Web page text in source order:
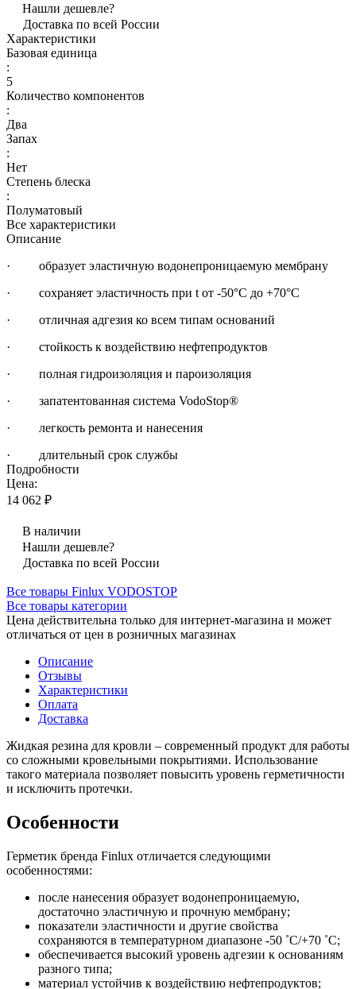
Нашли дешевле?
Доставка по всей России
Характеристики
Базовая единица
:
5
Количество компонентов
:
Два
Запах
:
Нет
Степень блеска
:
Полуматовый
Все характеристики
Описание
· образует эластичную водонепроницаемую мембрану
· сохраняет эластичность при t от -50°С до +70°С
· отличная адгезия ко всем типам оснований
· стойкость к воздействию нефтепродуктов
· полная гидроизоляция и пароизоляция
· запатентованная система VodoStop®
· легкость ремонта и нанесения
· длительный срок службы
Подробности
Цена:
14 062 ₽
В наличии
Нашли дешевле?
Доставка по всей России
Все товары Finlux VODOSTOP
Все товары категории
Цена действительна только для интернет-магазина и может
отличаться от цен в розничных магазинах
Описание
Отзывы
Характеристики
Оплата
Доставка
Жидкая резина для кровли – современный продукт для работы
со сложными кровельными покрытиями. Использование
такого материала позволяет повысить уровень герметичности
и исключить протечки.
Особенности
Герметик бренда Finlux отличается следующими
особенностями:
после нанесения образует водонепроницаемую,
достаточно эластичную и прочную мембрану;
показатели эластичности и другие свойства
сохраняются в температурном диапазоне -50 ˚C/+70 ˚C;
обеспечивается высокий уровень адгезии к основаниям
разного типа;
материал устойчив к воздействию нефтепродуктов;